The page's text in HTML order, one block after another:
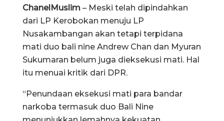
ChanelMuslim – Meski telah dipindahkan
dari LP Kerobokan menuju LP
Nusakambangan akan tetapi terpidana
mati duo bali nine Andrew Chan dan Myuran
Sukumaran belum juga dieksekusi mati. Hal
itu menuai kritik dari DPR.
“Penundaan eksekusi mati para bandar
narkoba termasuk duo Bali Nine